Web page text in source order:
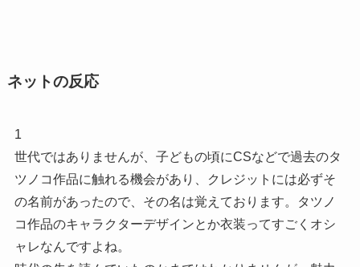
ネットの反応
1
世代ではありませんが、子どもの頃にCSなどで過去のタ
ツノコ作品に触れる機会があり、クレジットには必ずそ
の名前があったので、その名は覚えております。タツノ
コ作品のキャラクターデザインとか衣装ってすごくオシ
ャレなんですよね。